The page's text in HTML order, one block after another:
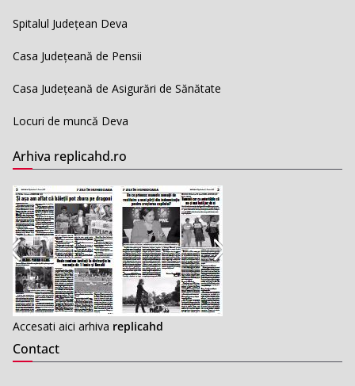
Spitalul Județean Deva
Casa Județeană de Pensii
Casa Județeană de Asigurări de Sănătate
Locuri de muncă Deva
Arhiva replicahd.ro
Accesati aici arhiva replicahd
Contact